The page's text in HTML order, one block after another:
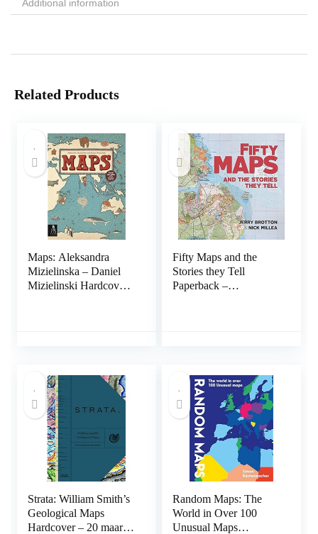
Additional information
Related Products
Maps: Aleksandra
Mizielinska – Daniel
Mizielinski Hardcover
Fifty Maps and the
Stories they Tell
Paperback –
Strata: William Smith’s
Geological Maps
Hardcover – 20 maart
Random Maps: The
World in Over 100
Unusual Maps